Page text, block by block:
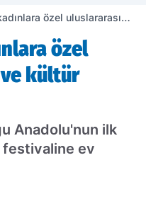
özel uluslararası
özel
kültür
Anadolu'nun ilk
festivaline ev